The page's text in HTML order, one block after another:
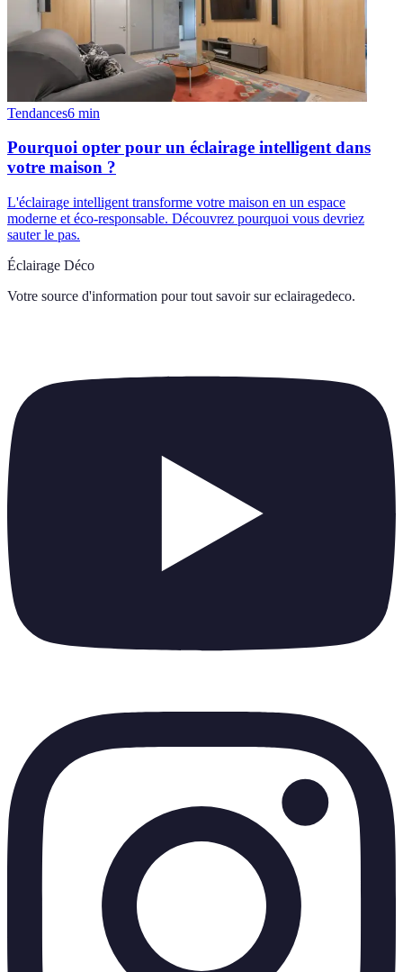
Tendances6 min
Pourquoi opter pour un éclairage intelligent dans
votre maison ?
L'éclairage intelligent transforme votre maison en un espace
moderne et éco-responsable. Découvrez pourquoi vous devriez
sauter le pas.
Éclairage Déco
Votre source d'information pour tout savoir sur eclairagedeco.